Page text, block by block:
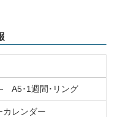
A5･1週間･リング
カレンダー